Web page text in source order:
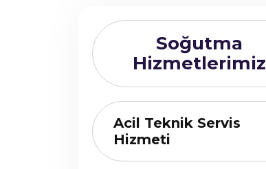
Soğutma
Hizmetlerimiz
Acil Teknik Servis
Hizmeti